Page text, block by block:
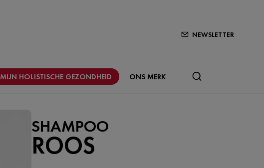
NEWSLETTER
MIJN HOLISTISCHE GEZONDHEID ONS MERK
SHAMPOO
ROOS